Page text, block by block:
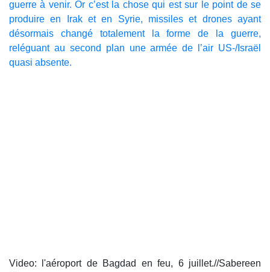
guerre à venir. Or c’est la chose qui est sur le point de se
produire en Irak et en Syrie, missiles et drones ayant
désormais changé totalement la forme de la guerre,
reléguant au second plan une armée de l’air US-/Israël
quasi absente.
Video: l'aéroport de Bagdad en feu, 6 juillet.//Sabereen